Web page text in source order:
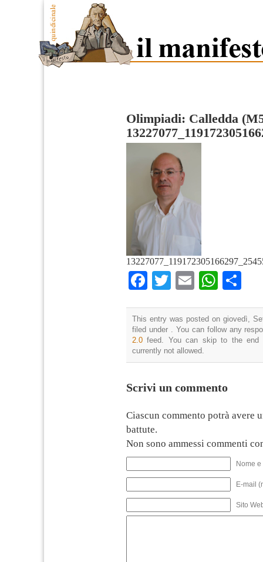
Olimpiadi: Calledda
Facebook
TwitterEmail
This entry was posted on giovedì,
filed under . You can follow any
2.0 feed. You can skip to the end
currently not allowed.
Scrivi un commento
Ciascun commento potrà avere
battute.
Non sono ammessi commenti
Nome
E-mail
Sito